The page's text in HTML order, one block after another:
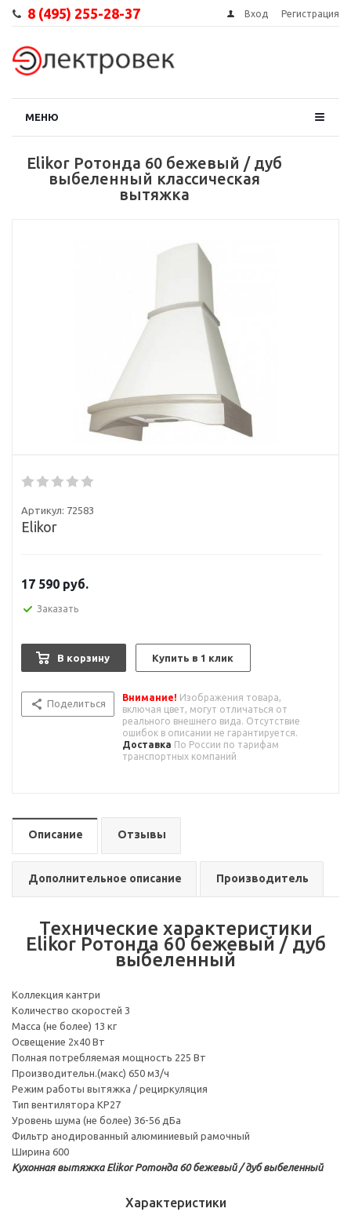
8 (495) 255-28-37 Вход Регистрация
МЕНЮ
Elikor Ротонда 60 бежевый / дуб
выбеленный классическая
вытяжка
Артикул: 72583
Elikor
17 590 руб.
Заказать
В корзину Купить в 1 клик
Поделиться
Внимание! Изображения товара,
включая цвет, могут отличаться от
реального внешнего вида. Отсутствие
ошибок в описании не гарантируется.
Доставка По России по тарифам
транспортных компаний
Описание Отзывы
Дополнительное описание Производитель
Технические характеристики
Elikor Ротонда 60 бежевый / дуб
выбеленный
Коллекция кантри
Количество скоростей 3
Масса (не более) 13 кг
Освещение 2х40 Вт
Полная потребляемая мощность 225 Вт
Производительн.(макс) 650 м3/ч
Режим работы вытяжка / рециркуляция
Тип вентилятора KP27
Уровень шума (не более) 36-56 дБа
Фильтр анодированный алюминиевый рамочный
Ширина 600
Кухонная вытяжка Elikor Ротонда 60 бежевый / дуб выбеленный
Характеристики